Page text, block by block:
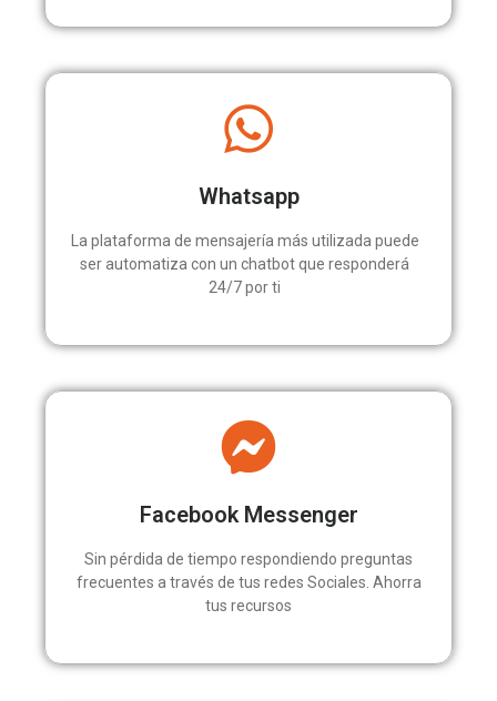
Whatsapp
La plataforma de mensajería más utilizada puede
ser automatiza con un chatbot que responderá
24/7 por ti
Facebook Messenger
Sin pérdida de tiempo respondiendo preguntas
frecuentes a través de tus redes Sociales. Ahorra
tus recursos